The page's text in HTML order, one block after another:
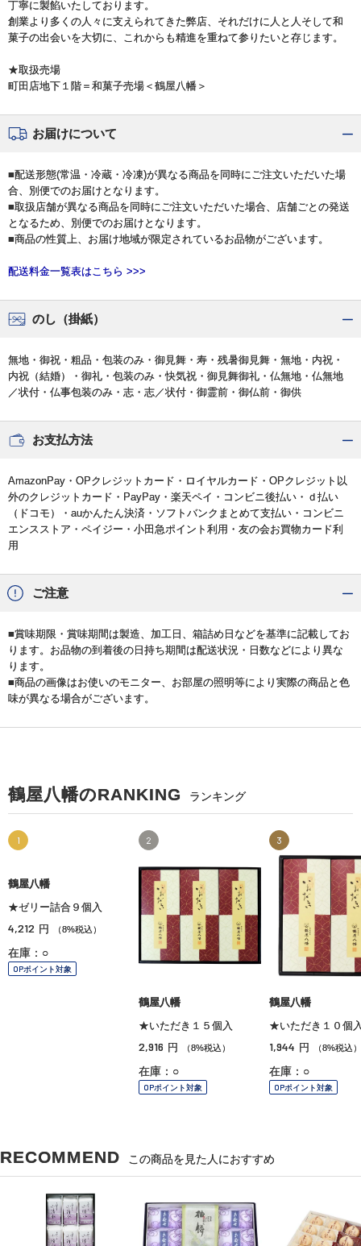
丁寧に製餡いたしております。
創業より多くの人々に支えられてきた弊店、それだけに人と人そして和
菓子の出会いを大切に、これからも精進を重ねて参りたいと存じます。
★取扱売場
町田店地下１階＝和菓子売場＜鶴屋八幡＞
お届けについて
■配送形態(常温・冷蔵・冷凍)が異なる商品を同時にご注文いただいた場
合、別便でのお届けとなります。
■取扱店舗が異なる商品を同時にご注文いただいた場合、店舗ごとの発送
となるため、別便でのお届けとなります。
■商品の性質上、お届け地域が限定されているお品物がございます。
配送料金一覧表はこちら >>>
のし（掛紙）
無地・御祝・粗品・包装のみ・御見舞・寿・残暑御見舞・無地・内祝・
内祝（結婚）・御礼・包装のみ・快気祝・御見舞御礼・仏無地・仏無地
／状付・仏事包装のみ・志・志／状付・御霊前・御仏前・御供
お支払方法
AmazonPay・OPクレジットカード・ロイヤルカード・OPクレジット以
外のクレジットカード・PayPay・楽天ペイ・コンビニ後払い・ｄ払い
（ドコモ）・auかんたん決済・ソフトバンクまとめて支払い・コンビニ
エンスストア・ペイジー・小田急ポイント利用・友の会お買物カード利
用
ご注意
■賞味期限・賞味期間は製造、加工日、箱詰め日などを基準に記載してお
ります。お品物の到着後の日持ち期間は配送状況・日数などにより異な
ります。
■商品の画像はお使いのモニター、お部屋の照明等により実際の商品と色
味が異なる場合がございます。
鶴屋八幡のRANKING ランキング
1 2
鶴屋八幡
★いただき１５個入
2,916 円 （8%税込）
在庫：○
OPポイント対象
3
鶴屋八幡
★いただき１０個
1,944 円 （8%税込）
在庫：○
OPポイント対象
RECOMMEND この商品を見た人におすすめ